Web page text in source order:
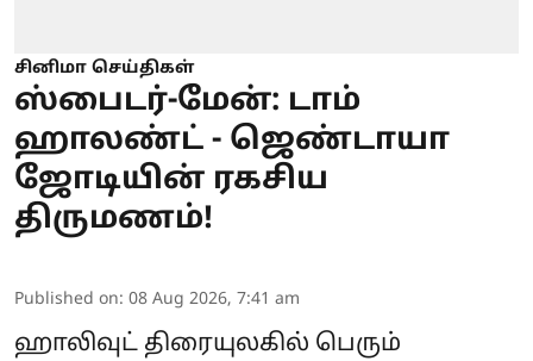
சினிமா செய்திகள்
ஸ்பைடர்-மேன்: டாம்
ஹாலண்ட் - ஜெண்டாயா
ஜோடியின் ரகசிய
திருமணம்!
Published on: 08 Aug 2026, 7:41 am
ஹாலிவுட் திரையுலகில் பெரும்